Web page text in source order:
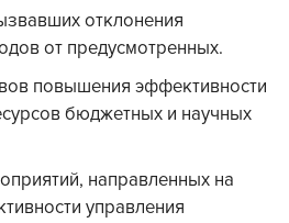
отклонения
от предусмотренных.
повышения эффективности
бюджетных и научных
направленных на
управления